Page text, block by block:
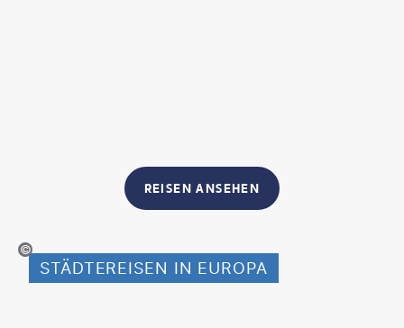
REISEN ANSEHEN
gty
STÄDTEREISEN IN EUROPA